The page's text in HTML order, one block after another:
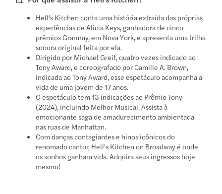
Hell's Kitchen conta uma história extraída das próprias
experiências de Alicia Keys, ganhadora de cinco
prêmios Grammy, em Nova York, e apresenta uma trilha
sonora original feita por ela.
Dirigido por Michael Greif, quatro vezes indicado ao
Tony Award, e coreografado por Camille A. Brown,
indicada ao Tony Award, esse espetáculo acompanha a
vida de uma jovem de 17 anos.
O espetáculo tem 13 indicações ao Prêmio Tony
(2024), incluindo Melhor Musical. Assista à
emocionante saga de amadurecimento ambientada
nas ruas de Manhattan.
Com danças contagiantes e hinos icônicos do
renomado cantor, Hell's Kitchen on Broadway é onde
os sonhos ganham vida. Adquira seus ingressos hoje
mesmo!